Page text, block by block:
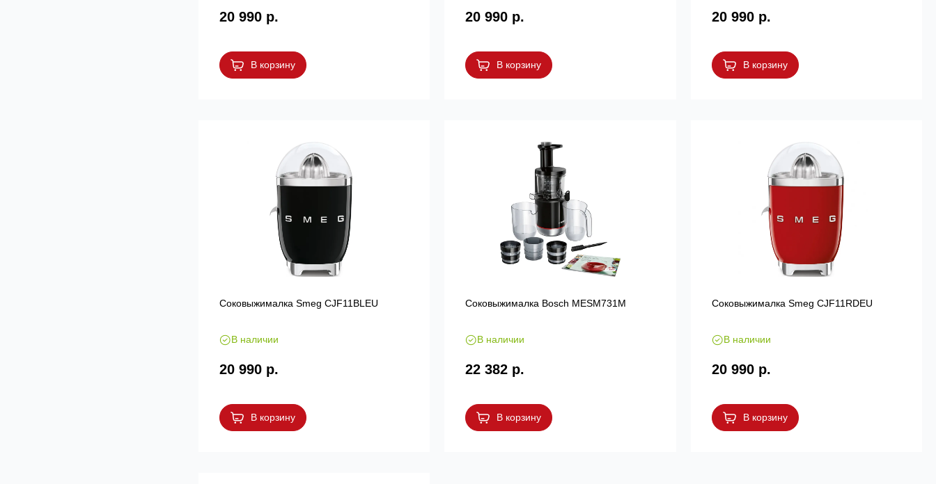
20 990 р.
В корзину
20 990 р.
В корзину
20 990 р.
В корзину
Соковыжималка Smeg CJF11BLEU
В наличии
20 990 р.
В корзину
Соковыжималка Bosch MESM731M
В наличии
22 382 р.
В корзину
Соковыжималка Smeg CJF11RDEU
В наличии
20 990 р.
В корзину